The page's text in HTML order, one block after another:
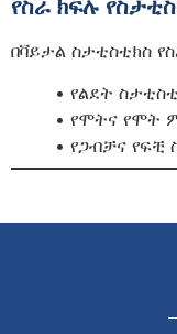
የስራ ክፍሉ
በቫይታል ስታቲስቲክስ
• የልደት
• የሞትና የሞት
• የጋብቻና የፍቺ